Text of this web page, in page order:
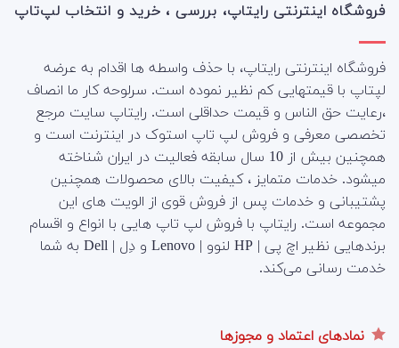
فروشگاه اینترنتی رایتاپ، بررسی ، خرید و انتخاب لپ‌تاپ
فروشگاه اینترنتی رایتاپ، با حذف واسطه ها اقدام به عرضه
لپتاپ با قیمتهایی کم نظیر نموده است. سرلوحه کار ما انصاف
،رعایت حق الناس و قیمت حداقلی است. رایتاپ سایت مرجع
تخصصی معرفی و فروش لپ تاپ استوک در اینترنت است و
همچنین بیش از 10 سال سابقه فعالیت در ایران شناخته
میشود. خدمات متمایز ، کیفیت بالای محصولات همچنین
پشتیبانی و خدمات پس از فروش قوی از الویت های این
مجموعه است. رایتاپ با فروش لپ تاپ هایی با انواع و اقسام
برندهایی نظیر اچ پی | HP لنوو | Lenovo و دِل | Dell به شما
خدمت رسانی می‌کند.
نمادهای اعتماد و مجوزها